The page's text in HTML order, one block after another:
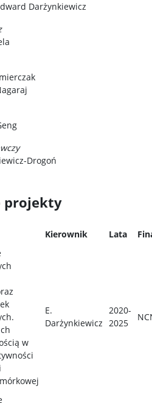
Darżynkiewicz
Drogoń
projekty
Kierownik Lata
w
E.
Darżynkiewicz
2020-
2025